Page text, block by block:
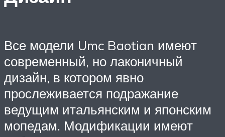
Все модели Umc Baotian имеют
современный, но лаконичный
дизайн, в котором явно
прослеживается подражание
ведущим итальянским и японским
мопедам. Модификации имеют